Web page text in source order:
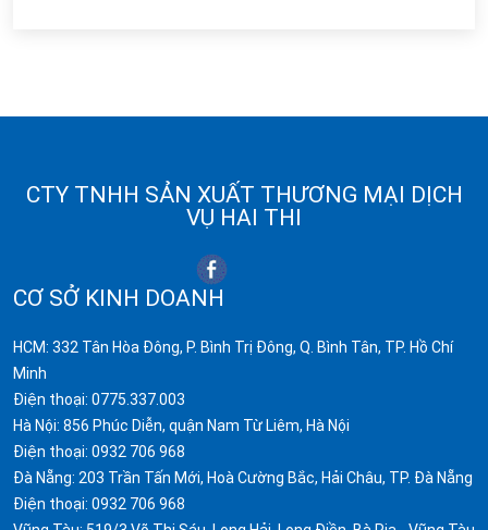
CTY TNHH SẢN XUẤT THƯƠNG MẠI DỊCH
VỤ HAI THI
CƠ SỞ KINH DOANH
HCM: 332 Tân Hòa Đông, P. Bình Trị Đông, Q. Bình Tân, TP. Hồ Chí
Minh
Điện thoại: 0775.337.003
Hà Nội: 856 Phúc Diễn, quận Nam Từ Liêm, Hà Nội
Điện thoại: 0932 706 968
Đà Nẵng: 203 Trần Tấn Mới, Hoà Cường Bắc, Hải Châu, TP. Đà Nẵng
Điện thoại: 0932 706 968